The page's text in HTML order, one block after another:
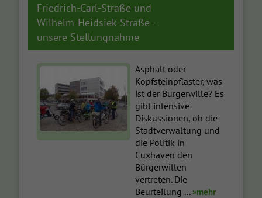
Friedrich-Carl-Straße und
Wilhelm-Heidsiek-Straße -
unsere Stellungnahme
Asphalt oder
Kopfsteinpflaster, was
ist der Bürgerwille? Es
gibt intensive
Diskussionen, ob die
Stadtverwaltung und
die Politik in
Cuxhaven den
Bürgerwillen
vertreten. Die
Beurteilung ... »mehr